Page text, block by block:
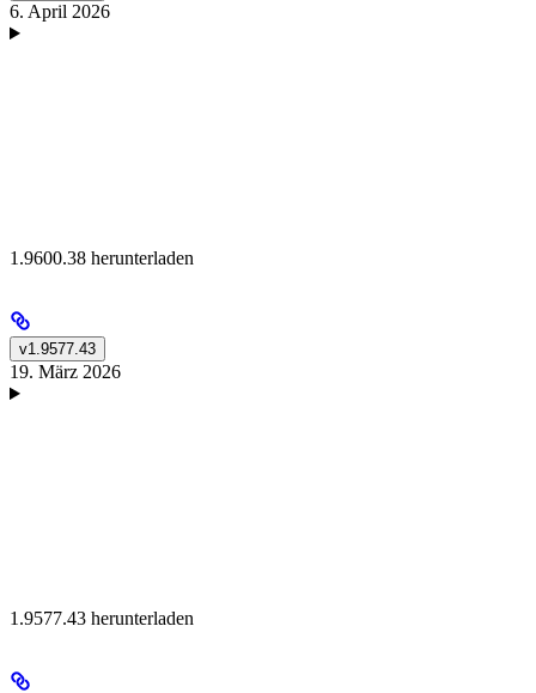
6. April 2026
1.9600.38 herunterladen
v1.9577.43
19. März 2026
1.9577.43 herunterladen